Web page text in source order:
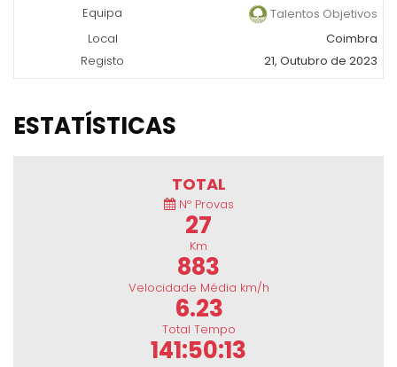
Equipa
Talentos Objetivos
Local
Coimbra
Registo
21, Outubro de 2023
ESTATÍSTICAS
TOTAL
Nº Provas
27
Km
883
Velocidade Média km/h
6.23
Total Tempo
141:50:13